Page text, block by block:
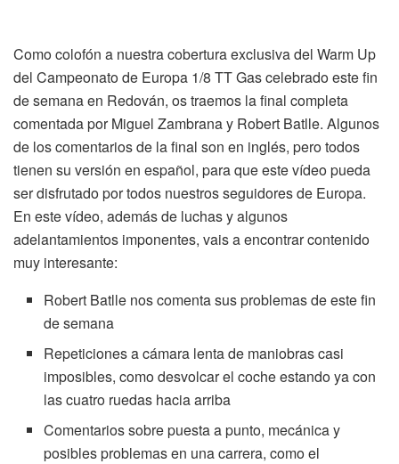
Como colofón a nuestra cobertura exclusiva del Warm Up
del Campeonato de Europa 1/8 TT Gas celebrado este fin
de semana en Redován, os traemos la final completa
comentada por Miguel Zambrana y Robert Batlle. Algunos
de los comentarios de la final son en inglés, pero todos
tienen su versión en español, para que este vídeo pueda
ser disfrutado por todos nuestros seguidores de Europa.
En este vídeo, además de luchas y algunos
adelantamientos imponentes, vais a encontrar contenido
muy interesante:
Robert Batlle nos comenta sus problemas de este fin
de semana
Repeticiones a cámara lenta de maniobras casi
imposibles, como desvolcar el coche estando ya con
las cuatro ruedas hacia arriba
Comentarios sobre puesta a punto, mecánica y
posibles problemas en una carrera, como el